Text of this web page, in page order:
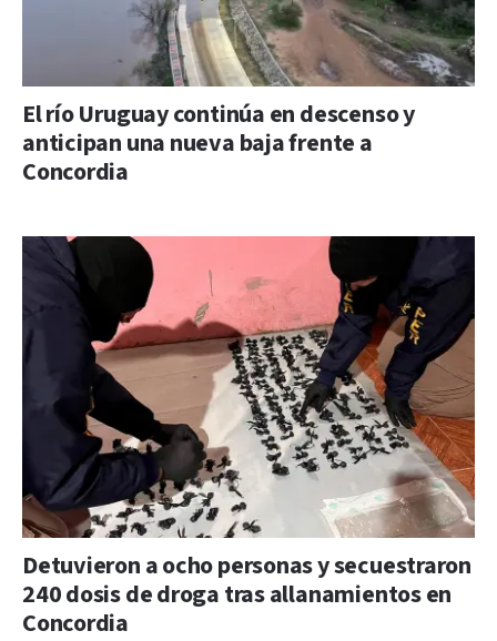
El río Uruguay continúa en descenso y
anticipan una nueva baja frente a
Concordia
Detuvieron a ocho personas y secuestraron
240 dosis de droga tras allanamientos en
Concordia